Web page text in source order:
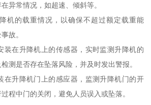
异常情况，如超速、倾斜等。
机的载重情况，以确保不超过额定载重能
故。
装在升降机上的传感器，实时监测升降机的
测是否存在坠落风险，并及时发出警报。
在升降机门上的感应器，监测升降机门的开
程中门的关闭，避免人员误入或坠落。